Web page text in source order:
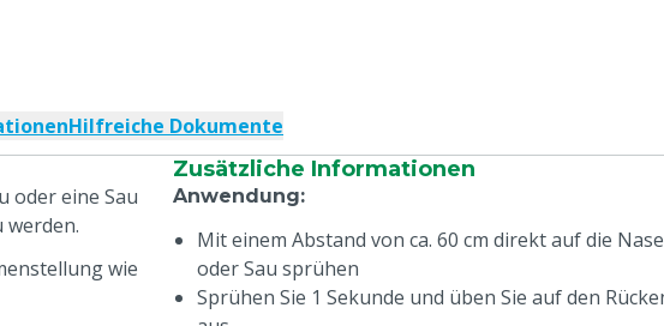
Hilfreiche Dokumente
oder eine Sau
wie
Zusätzliche Informationen
Anwendung:
Mit einem Abstand von ca. 60 cm direkt auf die
oder Sau sprühen
Sprühen Sie 1 Sekunde und üben Sie auf den